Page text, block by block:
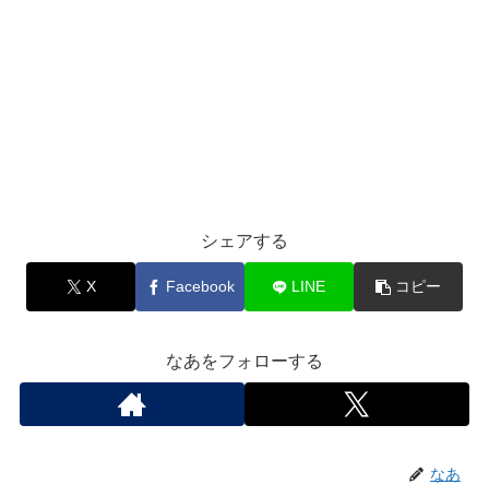
シェアする
X Facebook LINE コピー
なあをフォローする
なあ